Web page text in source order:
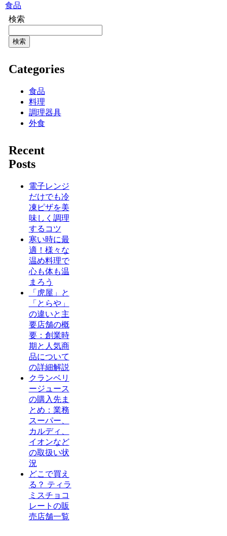
食品
検索
検索
Categories
食品
料理
調理器具
外食
Recent
Posts
電子レンジ
だけでも冷
凍ピザを美
味しく調理
するコツ
寒い時に最
適！様々な
温め料理で
心も体も温
まろう
「虎屋」と
「とらや」
の違いと主
要店舗の概
要：創業時
期と人気商
品について
の詳細解説
クランベリ
ージュース
の購入先ま
とめ：業務
スーパー、
カルディ、
イオンなど
の取扱い状
況
どこで買え
る？ ティラ
ミスチョコ
レートの販
売店舗一覧